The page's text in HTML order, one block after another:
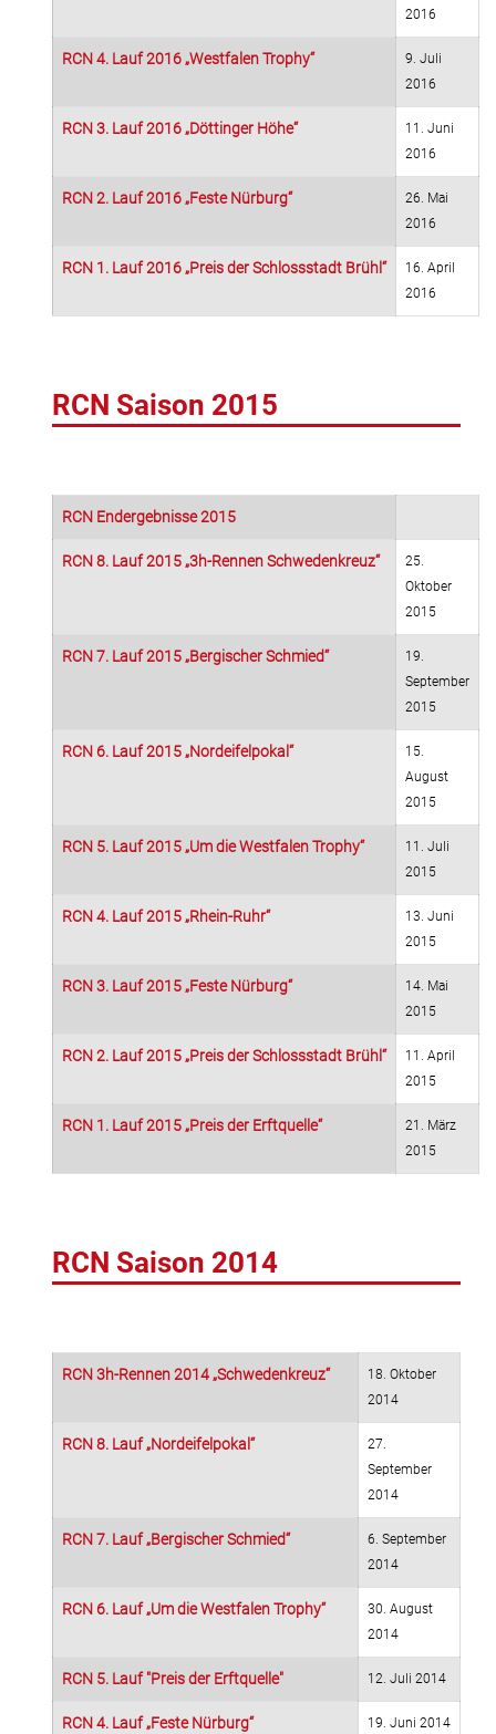
2016
RCN 4. Lauf 2016 „Westfalen Trophy“
9. Juli
2016
RCN 3. Lauf 2016 „Döttinger Höhe“
11. Juni
2016
RCN 2. Lauf 2016 „Feste Nürburg“
26. Mai
2016
RCN 1. Lauf 2016 „Preis der Schlossstadt Brühl“
16. April
2016
RCN Saison 2015
RCN Endergebnisse 2015
RCN 8. Lauf 2015 „3h-Rennen Schwedenkreuz“
25.
Oktober
2015
RCN 7. Lauf 2015 „Bergischer Schmied“
19.
September
2015
RCN 6. Lauf 2015 „Nordeifelpokal“
15.
August
2015
RCN 5. Lauf 2015 „Um die Westfalen Trophy“
11. Juli
2015
RCN 4. Lauf 2015 „Rhein-Ruhr“
13. Juni
2015
RCN 3. Lauf 2015 „Feste Nürburg“
14. Mai
2015
RCN 2. Lauf 2015 „Preis der Schlossstadt Brühl“
11. April
2015
RCN 1. Lauf 2015 „Preis der Erftquelle“
21. März
2015
RCN Saison 2014
RCN 3h-Rennen 2014 „Schwedenkreuz“
18. Oktober
2014
RCN 8. Lauf „Nordeifelpokal“
27.
September
2014
RCN 7. Lauf „Bergischer Schmied“
6. September
2014
RCN 6. Lauf „Um die Westfalen Trophy“
30. August
2014
RCN 5. Lauf "Preis der Erftquelle" 12. Juli 2014
RCN 4. Lauf „Feste Nürburg“ 19. Juni 2014